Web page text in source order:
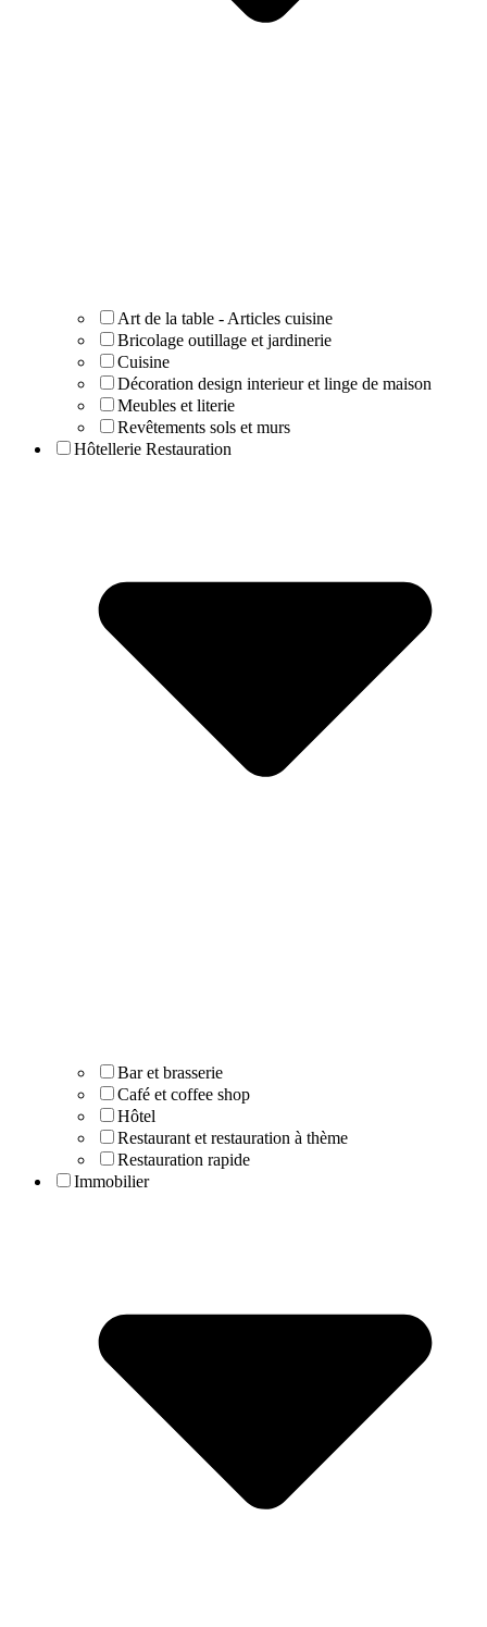
Art de la table - Articles cuisine
Bricolage outillage et jardinerie
Cuisine
Décoration design interieur et linge de maison
Meubles et literie
Revêtements sols et murs
Hôtellerie Restauration
Bar et brasserie
Café et coffee shop
Hôtel
Restaurant et restauration à thème
Restauration rapide
Immobilier